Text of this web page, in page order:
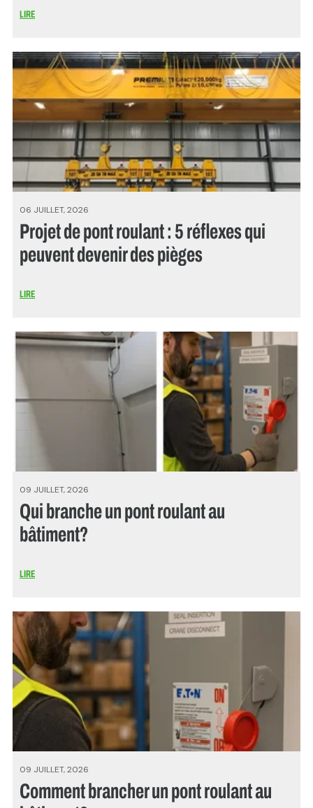
LIRE
06 JUILLET, 2026
Projet de pont roulant : 5 réflexes qui
peuvent devenir des pièges
LIRE
09 JUILLET, 2026
Qui branche un pont roulant au
bâtiment?
LIRE
09 JUILLET, 2026
Comment brancher un pont roulant au